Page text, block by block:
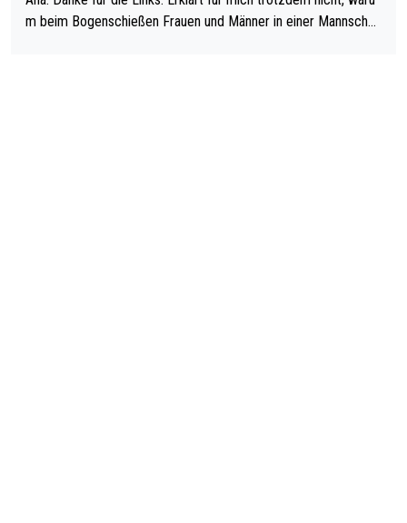
m beim Bogenschießen Frauen und Männer in einer Mannschaf